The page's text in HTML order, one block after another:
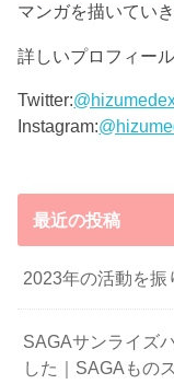
マンガを描いていき
詳しいプロフィー
Twitter:
Instagram:
最近の投稿
2023年の活動を振
SAGAサンライズ
した｜SAGAもの